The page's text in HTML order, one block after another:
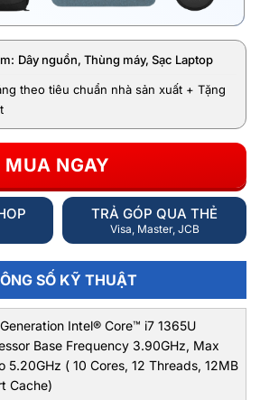
Dây nguồn, Thùng máy, Sạc Laptop
theo tiêu chuẩn nhà sản xuất + Tặng
MUA NGAY
TRẢ GÓP QUA THẺ
Visa, Master, JCB
SỐ KỸ THUẬT
Intel® Core™ i7 1365U
Base Frequency 3.90GHz, Max
5.20GHz ( 10 Cores, 12 Threads, 12MB
Cache)